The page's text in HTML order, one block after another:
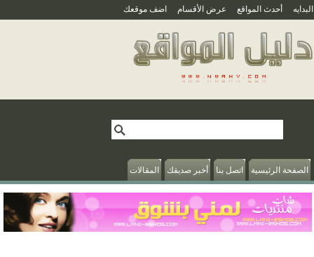
أحدث المواقع عرض الأقسام اضف موقعك
المقالات أخبر صديقك اتصل بنا الصفحة الرئيسية